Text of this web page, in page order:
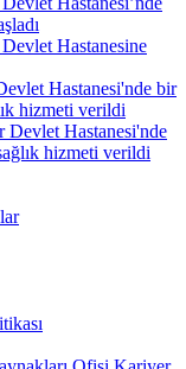
Hastanesine
Hastanesi'nde bir
hizmeti verildi
Devlet Hastanesi'nde
hizmeti verildi